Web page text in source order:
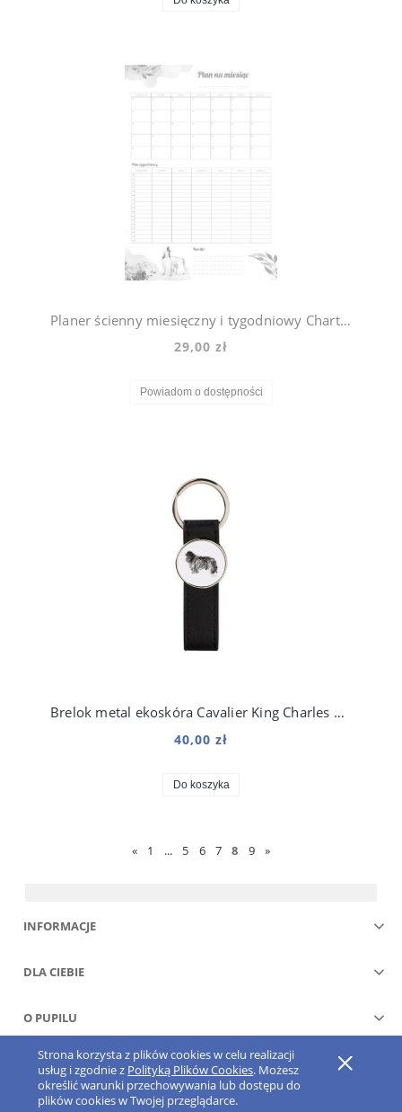
Strona korzysta z plików cookies w celu realizacji
usług i zgodnie z Polityką Plików Cookies. Możesz
określić warunki przechowywania lub dostępu do
plików cookies w Twojej przeglądarce.
Planer ścienny miesięczny i tygodniowy Chart Afgański Violet
29,00 zł
Powiadom o dostępności
Brelok metal ekoskóra Cavalier King Charles Spaniel
40,00 zł
Do koszyka
« 1 ... 5 6 7 8 9 »
INFORMACJE
DLA CIEBIE
O PUPILU
Pokaż pełną wersję strony
Sklep internetowy Shoper.pl